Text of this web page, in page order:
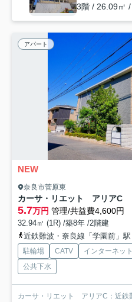
3階 / 26.09㎡
アパート
NEW
奈良市菅原東
カーサ・リエット アリアC
5.7万円 管理/共益費4,600円
32.94㎡ (1R) /築8年 /2階建
近鉄難波・奈良線「学園前」駅 バス17分
駐輪場 CATV インターネッ
公共下水
カーサ・リエット アリアC：近鉄